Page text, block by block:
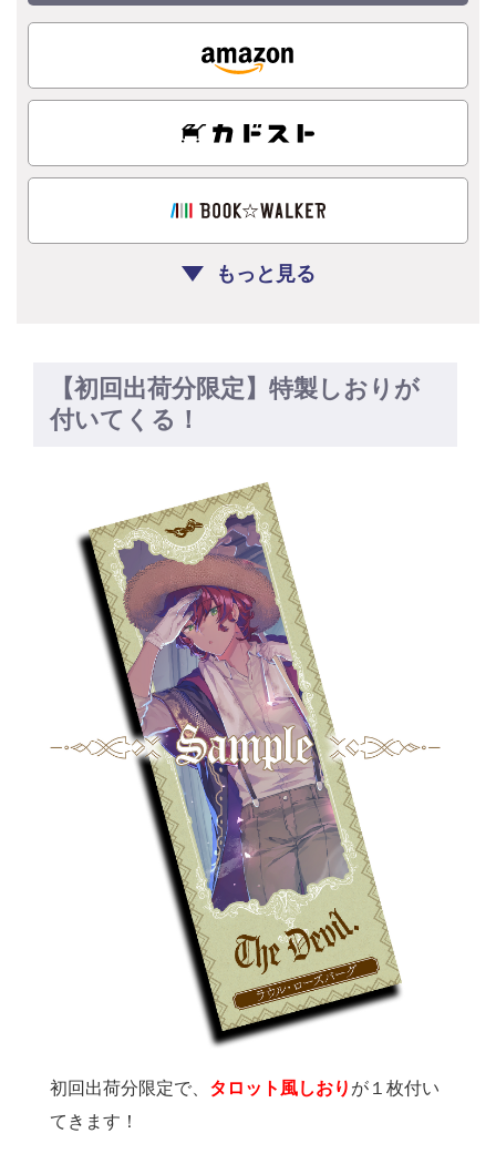
もっと見る
【初回出荷分限定】特製しおりが
付いてくる！
初回出荷分限定で、 タロット風しおり が１枚付い
てきます！